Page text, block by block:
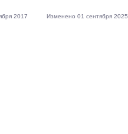
2017 Изменено 01 сентября 2025